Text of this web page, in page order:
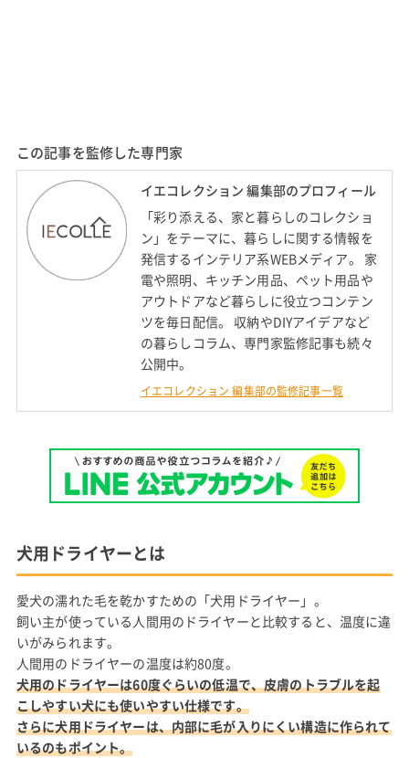
この記事を監修した専門家
イエコレクション 編集部のプロフィール
「彩り添える、家と暮らしのコレクショ
ン」をテーマに、暮らしに関する情報を
発信するインテリア系WEBメディア。 家
電や照明、キッチン用品、ペット用品や
アウトドアなど暮らしに役立つコンテン
ツを毎日配信。 収納やDIYアイデアなど
の暮らしコラム、専門家監修記事も続々
公開中。
イエコレクション 編集部の監修記事一覧
犬用ドライヤーとは
愛犬の濡れた毛を乾かすための「犬用ドライヤー」。
飼い主が使っている人間用のドライヤーと比較すると、温度に違
いがみられます。
人間用のドライヤーの温度は約80度。
犬用のドライヤーは60度ぐらいの低温で、皮膚のトラブルを起
こしやすい犬にも使いやすい仕様です。
さらに犬用ドライヤーは、内部に毛が入りにくい構造に作られて
いるのもポイント。